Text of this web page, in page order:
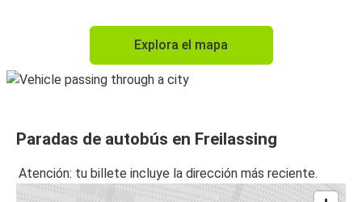
Explora el mapa
Paradas de autobús en Freilassing
Atención: tu billete incluye la dirección más reciente.